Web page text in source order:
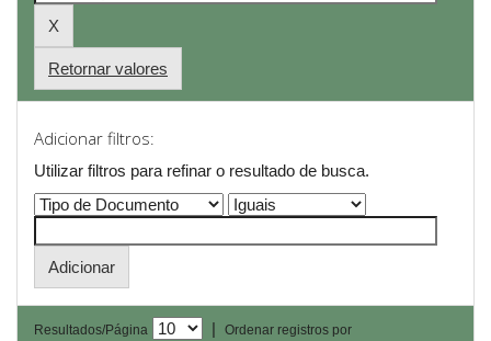
Retornar valores
Adicionar filtros:
Utilizar filtros para refinar o resultado de busca.
Resultados/Página |
Ordenar registros por